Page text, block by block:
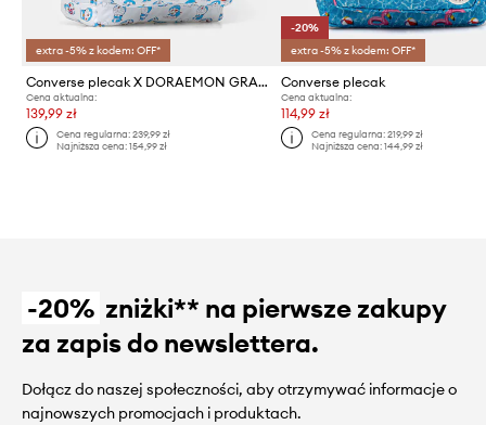
extra -5% z kodem: OFF*
Converse plecak X DORAEMON GRAPHIC
Cena aktualna:
139,99 zł
Cena regularna:239,99 zł
Najniższa cena:154,99 zł
-20%
extra -5% z kodem: OFF*
Converse plecak
Cena aktualna:
114,99 zł
Cena regularna: 219,99 zł
Najniższa cena: 144,99 zł
-20% zniżki** na pierwsze zakupy
za zapis do newslettera.
Dołącz do naszej społeczności, aby otrzymywać informacje o
najnowszych promocjach i produktach.